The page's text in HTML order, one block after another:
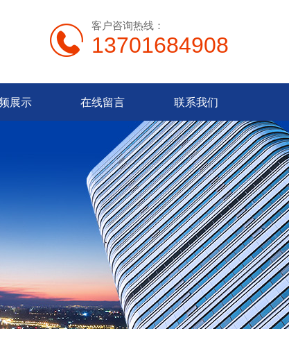
客户咨询热线：
13701684908
展示 在线留言 联系我们